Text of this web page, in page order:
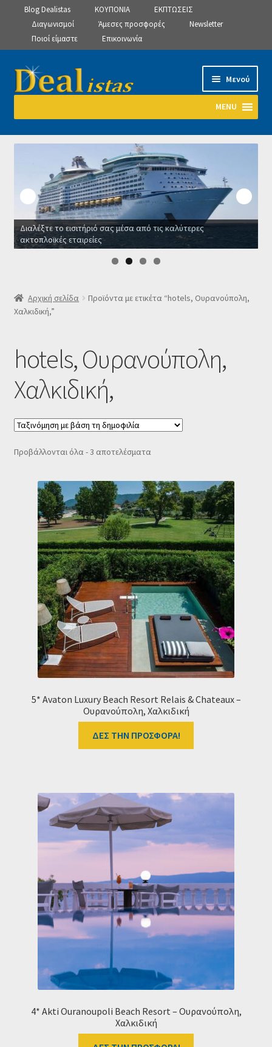
Blog Dealistas ΚΟΥΠΟΝΙΑ
ΕΚΠΤΩΣΕΙΣ
Διαγωνισμοί
Άμεσες προσφορές
Newsletter
Ποιοί είμαστε
Επικοινωνία
Απευθείας
μετάβαση
πλοήγηση
Μετάβαση
σε
Μενού
MENU
Αρχική
Manage Subscriptions
Manage Subscriptions
Manage Subscriptions
SLIDER
Δελτίο νέων
Επιβεβαίωση εγγραφής στο Newsletter του Dealistas.gr
Επικοινωνία
Καλάθι
Κατάστημα
Ο λογαριασμός μου
Ταμείο
HOME
Διαλέξτε το εισιτήριό σας μέσα από τις καλύτερες
ακτοπλοϊκές εταιρείες
Αρχική σελίδα
Προϊόντα με ετικέτα “hotels, Ουρανούπολη,
Χαλκιδική,”
hotels, Ουρανούπολη,
Χαλκιδική,
Προβάλλονται όλα - 3 αποτελέσματαSorted
5* Avaton Luxury Beach Resort Relais & Chateaux –
Ουρανούπολη, Χαλκιδική
ΔΕΣ ΤΗΝ ΠΡΟΣΦΟΡΑ!
4* Akti Ouranoupoli Beach Resort – Ουρανούπολη,
Χαλκιδική